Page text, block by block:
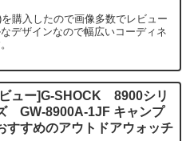
購入したので画像多数でレビュー
デザインなので幅広いコーディネ
ュー]G-SHOCK 8900シリ
GW-8900A-1JF キャンプ
すすめのアウトドアウォッチ